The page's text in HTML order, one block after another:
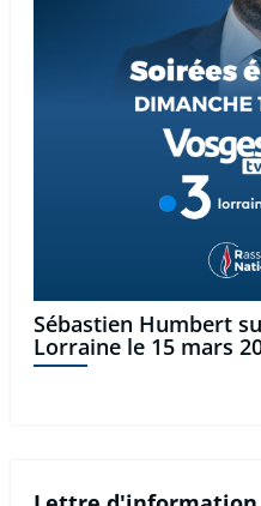
Sébastien Humbert
Lorraine le 15 mars